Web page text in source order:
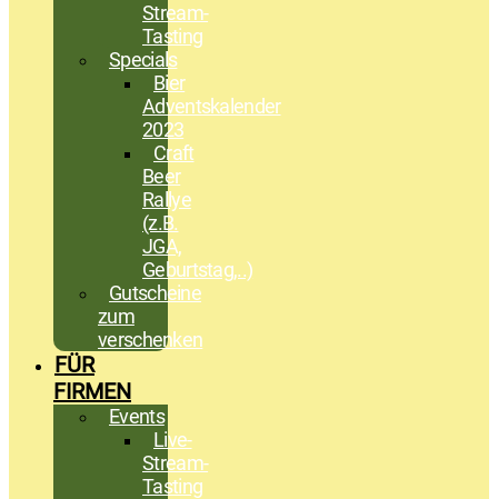
Stream-
Tasting
Specials
Bier
Adventskalender
2023
Craft
Beer
Rallye
(z.B.
JGA,
Geburtstag,..)
Gutscheine
zum
verschenken
FÜR
FIRMEN
Events
Live-
Stream-
Tasting